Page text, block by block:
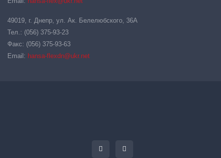
49019, г. Днепр, ул. Ак. Белелюбского, 36А
Тел.: (056) 375-93-23
Факс: (056) 375-93-63
Email: hansa-flexdn@ukr.net